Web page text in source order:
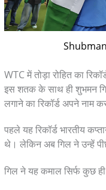
WTC में तोड़ा रोहित का
इस शतक के साथ ही शुभमन
लगाने का रिकॉर्ड अपने नाम
पहले यह रिकॉर्ड भारतीय
थे। लेकिन अब गिल ने उन्हें
गिल ने यह कमाल सिर्फ कुछ